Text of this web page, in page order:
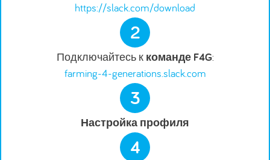
https://slack.com/download
2
Подключайтесь к команде F4G:
farming-4-generations.slack.com
3
Настройка профиля
4